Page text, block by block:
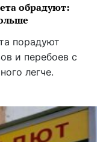
обрадуют:
порадуют
и перебоев с
легче.